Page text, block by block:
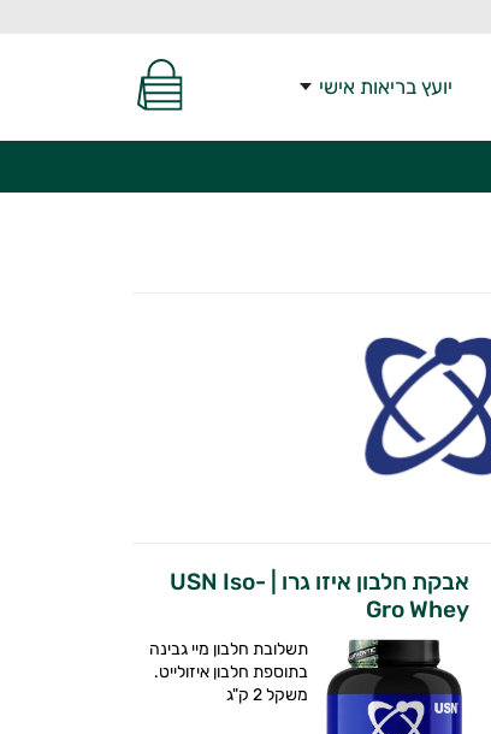
יועץ בריאות אישי
אבקת חלבון איזו גרו | USN Iso-
Gro Whey
תשלובת חלבון מיי גבינה
בתוספת חלבון איזולייט.
משקל 2 ק"ג